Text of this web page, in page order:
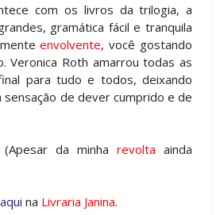
com os livros da trilogia, a
gramática fácil e tranquila
envolvente, você gostando
Veronica Roth amarrou todas as
para tudo e todos, deixando
sensação de dever cumprido e de
(Apesar da minharevolta ainda
aqui na Livraria Janina.